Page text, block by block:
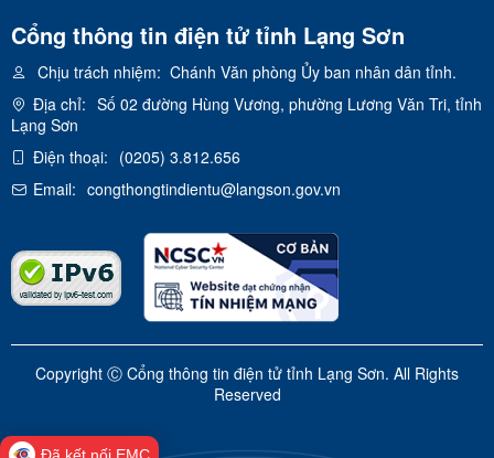
Cổng thông tin điện tử tỉnh Lạng Sơn
Chịu trách nhiệm: Chánh Văn phòng Ủy ban nhân dân tỉnh.
Địa chỉ: Số 02 đường Hùng Vương, phường Lương Văn Tri, tỉnh
Lạng Sơn
Điện thoại: (0205) 3.812.656
Email: congthongtindientu@langson.gov.vn
Copyright Ⓒ Cổng thông tin điện tử tỉnh Lạng Sơn. All Rights
Reserved